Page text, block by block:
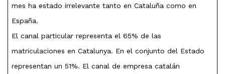
mes ha estado irrelevante tanto en Cataluña como en
España.
El canal particular representa el 65% de las
matriculaciones en Catalunya. En el conjunto del Estado
representan un 51%. El canal de empresa catalán